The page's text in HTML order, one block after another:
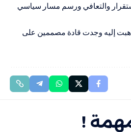
والتعافي ورسم مسار سياسي
إليه وجدت قادة مصممين على
!